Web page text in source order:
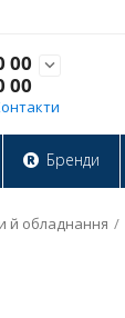
00
00

Бренди
й обладнання /